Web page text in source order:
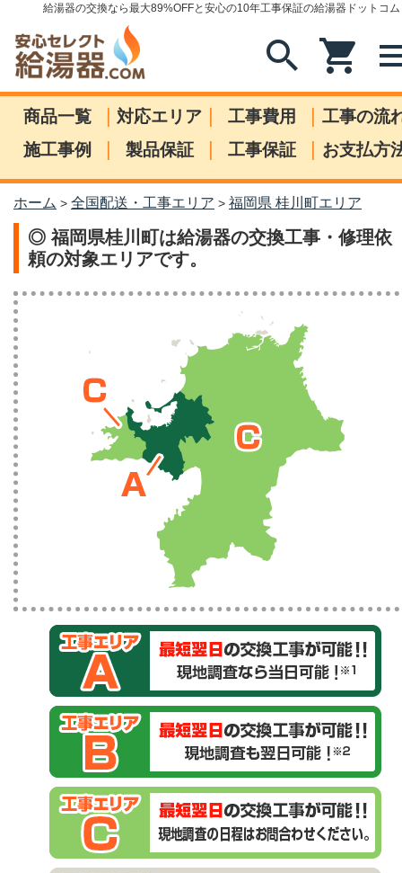
給湯器の交換なら最大89%OFFと安心の10年工事保証の給湯器ドットコム
search shopping_cart
商品一覧 | 対応エリア | 工事費用 | 工事の流
施工事例
| 製品保証 | 工事保証 | お支払方
ホーム > 全国配送・工事エリア > 福岡県 桂川町エリア
◎ 福岡県桂川町は給湯器の交換工事・修理依
頼の対象エリアです。